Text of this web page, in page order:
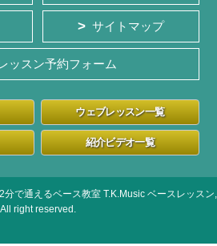
サイトマップ
ッスン予約フォーム
ウェブレッスン一覧
紹介ビデオ一覧
で通えるベース教室 T.K.Music ベースレッスン,
All right reserved.